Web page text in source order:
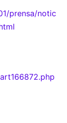
prensa/notic